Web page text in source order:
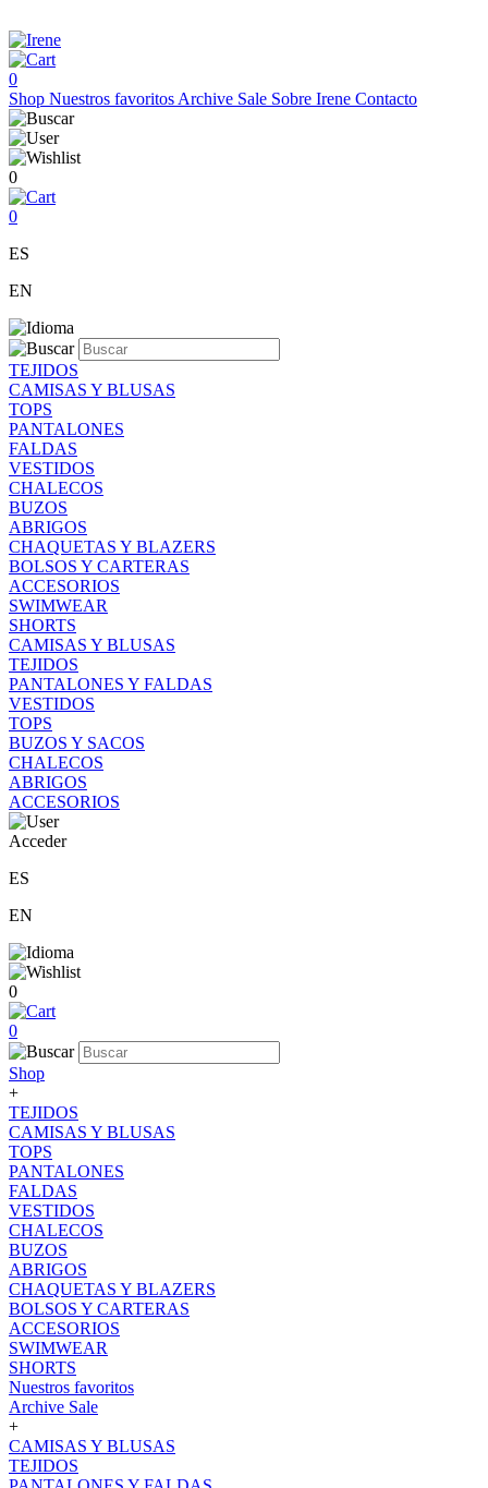
0
Shop Nuestros favoritos Archive Sale Sobre Irene Contacto
0
0
ES
EN
TEJIDOS
CAMISAS Y BLUSAS
TOPS
PANTALONES
FALDAS
VESTIDOS
CHALECOS
BUZOS
ABRIGOS
CHAQUETAS Y BLAZERS
BOLSOS Y CARTERAS
ACCESORIOS
SWIMWEAR
SHORTS
CAMISAS Y BLUSAS
TEJIDOS
PANTALONES Y FALDAS
VESTIDOS
TOPS
BUZOS Y SACOS
CHALECOS
ABRIGOS
ACCESORIOS
Acceder
ES
EN
0
0
Shop
+
TEJIDOS
CAMISAS Y BLUSAS
TOPS
PANTALONES
FALDAS
VESTIDOS
CHALECOS
BUZOS
ABRIGOS
CHAQUETAS Y BLAZERS
BOLSOS Y CARTERAS
ACCESORIOS
SWIMWEAR
SHORTS
Nuestros favoritos
Archive Sale
+
CAMISAS Y BLUSAS
TEJIDOS